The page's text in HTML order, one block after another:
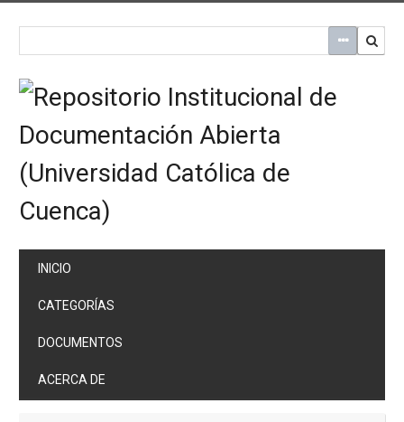
INICIO
CATEGORÍAS
DOCUMENTOS
ACERCA DE